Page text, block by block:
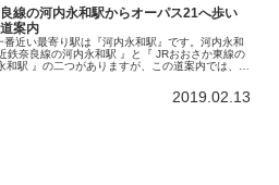
線の河内永和駅からオーパス21へ歩い
案内
番近い最寄り駅は『河内永和駅』です。河内永和
鉄奈良線の河内永和駅 』と『 JRおおさか東線の
和駅 』の二つがありますが、この道案内では、近
2019.02.13